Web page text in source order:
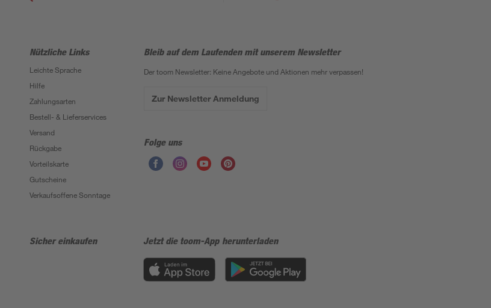
Nützliche Links
Leichte Sprache
Hilfe
Zahlungsarten
Bestell- & Lieferservices
Versand
Rückgabe
Vorteilskarte
Gutscheine
Verkaufsoffene Sonntage
Bleib auf dem Laufenden mit unserem Newsletter
Der toom Newsletter: Keine Angebote und Aktionen mehr verpassen!
Zur Newsletter Anmeldung
Folge uns
Sicher einkaufen Jetzt die toom-App herunterladen